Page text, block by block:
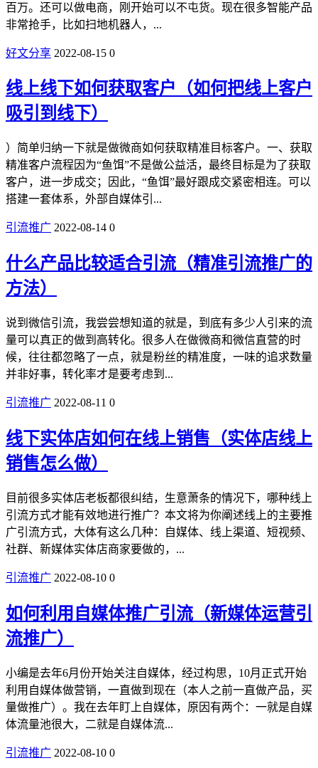
百万。还可以做电商，刚开始可以不屯货。现在很多智能产品
非常抢手，比如扫地机器人，...
好文分享 2022-08-15 0
线上线下如何获取客户（如何把线上客户
吸引到线下）
）简单归纳一下就是做微商如何获取精准目标客户。一、获取
精准客户流程因为“鱼饵”不是做公益活，最终目标是为了获取
客户，进一步成交；因此，“鱼饵”最好跟成交紧密相连。可以
搭建一套体系，外部自媒体引...
引流推广 2022-08-14 0
什么产品比较适合引流（精准引流推广的
方法）
​​说到微信引流，我尝尝想知道的就是，到底有多少人引来的流
量可以真正的做到高转化。很多人在做微商和微信直营的时
候，往往都忽略了一点，就是粉丝的精准度，一味的追求数量
并非好事，转化率才是要考虑到...
引流推广 2022-08-11 0
线下实体店如何在线上销售（实体店线上
销售怎么做）
目前很多实体店老板都很纠结，生意萧条的情况下，哪种线上
引流方式才能有效地进行推广？本文将为你阐述线上的主要推
广引流方式，大体有这么几种：自媒体、线上渠道、短视频、
社群、新媒体实体店商家要做的，...
引流推广 2022-08-10 0
如何利用自媒体推广引流（新媒体运营引
流推广）
小编是去年6月份开始关注自媒体，经过构思，10月正式开始
利用自媒体做营销，一直做到现在（本人之前一直做产品，买
量做推广）。我在去年盯上自媒体，原因有两个：一就是自媒
体流量池很大，二就是自媒体流...
引流推广 2022-08-10 0